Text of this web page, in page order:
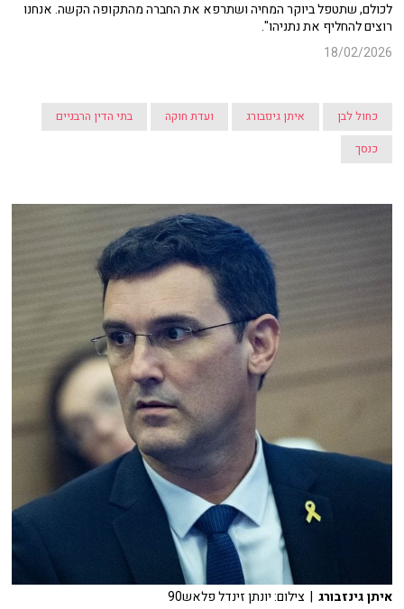
לכולם, שתטפל ביוקר המחיה ושתרפא את החברה מהתקופה הקשה. אנחנו
רוצים להחליף את נתניהו".
18/02/2026
כחול לבן איתן גינזבורג ועדת חוקה
בתי הדין הרבניים
כנסך
איתן גינזבורג | צילום: יונתן זינדל פלאש90